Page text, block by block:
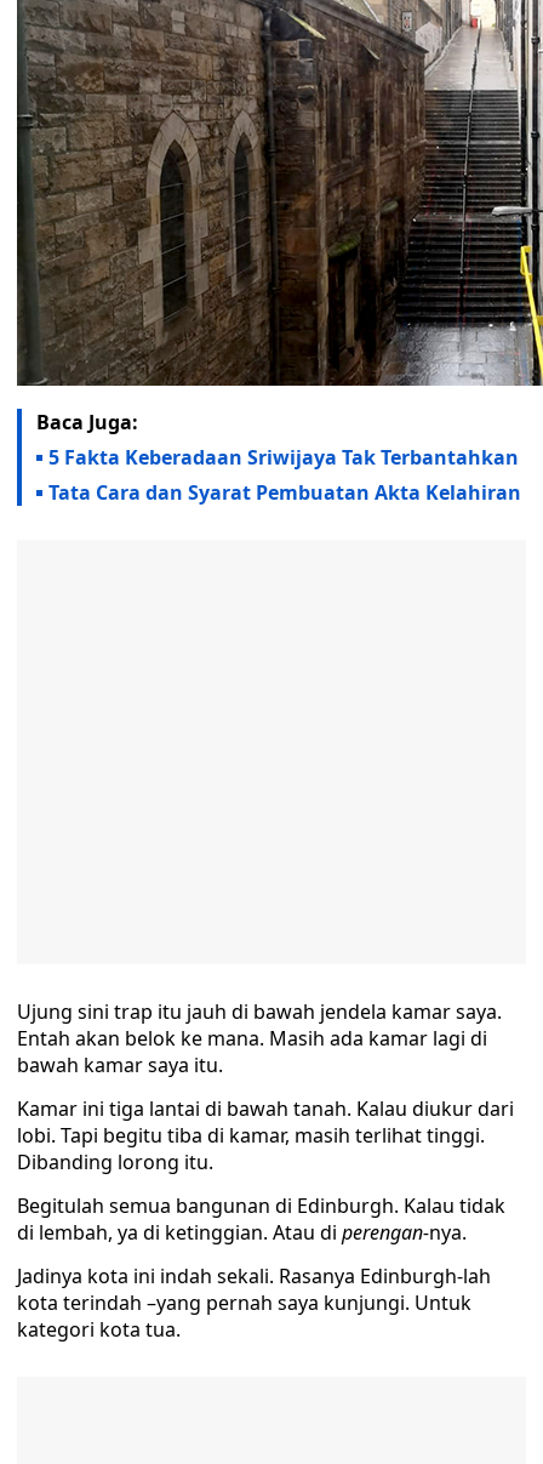
Baca Juga:
5 Fakta Keberadaan Sriwijaya Tak Terbantahkan
Tata Cara dan Syarat Pembuatan Akta Kelahiran
Ujung sini trap itu jauh di bawah jendela kamar saya.
Entah akan belok ke mana. Masih ada kamar lagi di
bawah kamar saya itu.
Kamar ini tiga lantai di bawah tanah. Kalau diukur dari
lobi. Tapi begitu tiba di kamar, masih terlihat tinggi.
Dibanding lorong itu.
Begitulah semua bangunan di Edinburgh. Kalau tidak
di lembah, ya di ketinggian. Atau di perengan-nya.
Jadinya kota ini indah sekali. Rasanya Edinburgh-lah
kota terindah –yang pernah saya kunjungi. Untuk
kategori kota tua.